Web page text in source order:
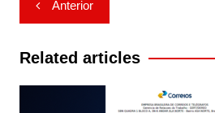
de
Post
Anterior
Related articles